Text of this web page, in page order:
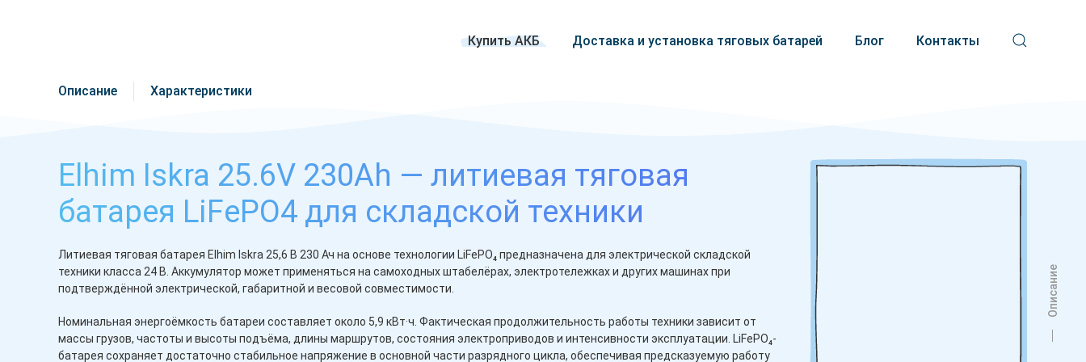
Купить АКБ Доставка и установка тяговых батарей Блог Контакты
Описание Характеристики
Elhim Iskra 25.6V 230Ah — литиевая тяговая
батарея LiFePO4 для складской техники
Литиевая тяговая батарея Elhim Iskra 25,6 В 230 Ач на основе технологии LiFePO₄ предназначена для электрической складской
техники класса 24 В. Аккумулятор может применяться на самоходных штабелёрах, электротележках и других машинах при
подтверждённой электрической, габаритной и весовой совместимости.
Номинальная энергоёмкость батареи составляет около 5,9 кВт·ч. Фактическая продолжительность работы техники зависит от
массы грузов, частоты и высоты подъёма, длины маршрутов, состояния электроприводов и интенсивности эксплуатации. LiFePO₄-
батарея сохраняет достаточно стабильное напряжение в основной части разрядного цикла, обеспечивая предсказуемую работу
Описание